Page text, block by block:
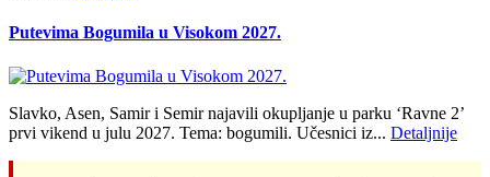
Putevima Bogumila u Visokom 2027.
Slavko, Asen, Samir i Semir najavili okupljanje u parku ‘Ravne 2’
prvi vikend u julu 2027. Tema: bogumili. Učesnici iz... Detaljnije